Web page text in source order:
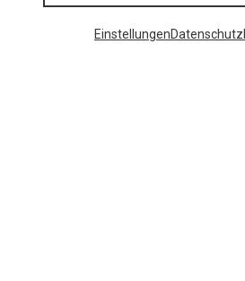
EinstellungenDatenschutz